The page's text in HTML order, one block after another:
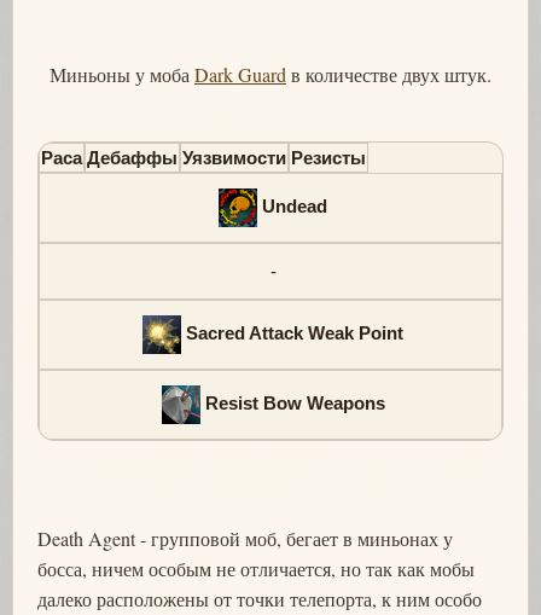
Миньоны у моба Dark Guard в количестве двух штук.
Раса Дебаффы Уязвимости Резисты
Undead
-
Sacred Attack Weak Point
Resist Bow Weapons
Death Agent - групповой моб, бегает в миньонах у
босса, ничем особым не отличается, но так как мобы
далеко расположены от точки телепорта, к ним особо